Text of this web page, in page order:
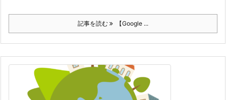
記事を読む 【Google ...